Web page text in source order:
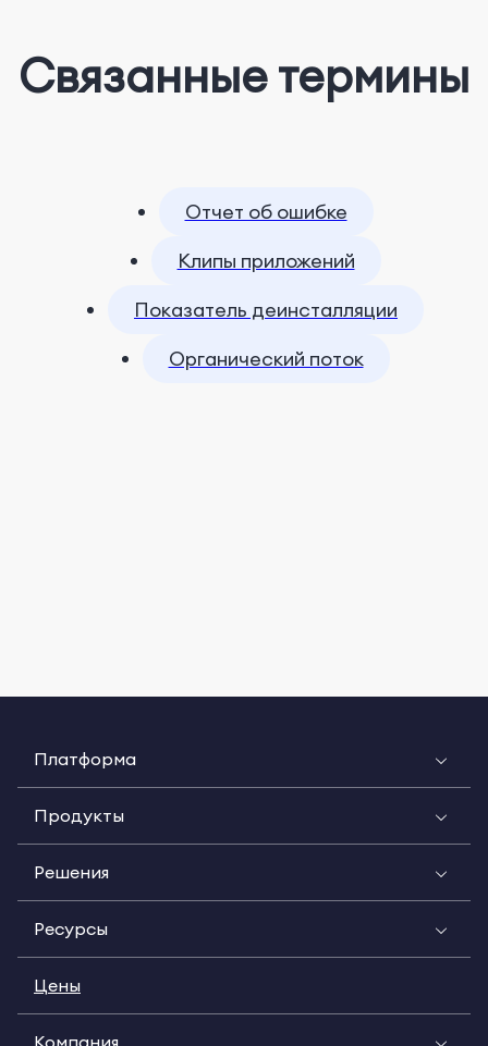
Связанные термины
Отчет об ошибке
Клипы приложений
Показатель деинсталляции
Органический поток
Платформа
Продукты
Решения
Ресурсы
Цены
Компания